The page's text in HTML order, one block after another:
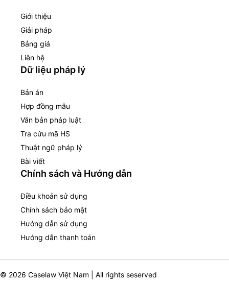
Giới thiệu
Giải pháp
Bảng giá
Liên hệ
Dữ liệu pháp lý
Bản án
Hợp đồng mẫu
Văn bản pháp luật
Tra cứu mã HS
Thuật ngữ pháp lý
Bài viết
Chính sách và Hướng dẫn
Điều khoản sử dụng
Chính sách bảo mật
Hướng dẫn sử dụng
Hướng dẫn thanh toán
© 2026 Caselaw Việt Nam | All rights seserved